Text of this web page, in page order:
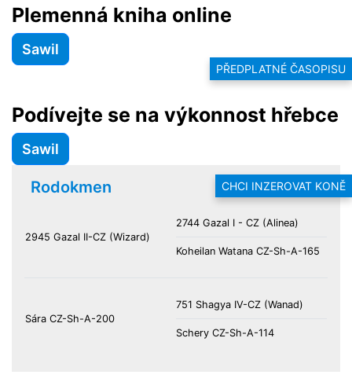
PŘEDPLATNÉ ČASOPISU
CHCI INZEROVAT KONĚ
Plemenná kniha online
Sawil
Podívejte se na výkonnost hřebce
Sawil
Rodokmen
2945 Gazal II-CZ (Wizard)
2744 Gazal I - CZ (Alinea)
Koheilan Watana CZ-Sh-A-165
Sára CZ-Sh-A-200
751 Shagya IV-CZ (Wanad)
Schery CZ-Sh-A-114